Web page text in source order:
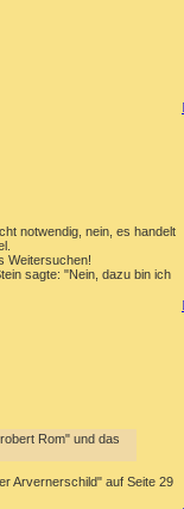
notwendig, nein, es handelt
Weitersuchen!
sagte: "Nein, dazu bin ich
Rom" und das
Arvernerschild" auf Seite 29